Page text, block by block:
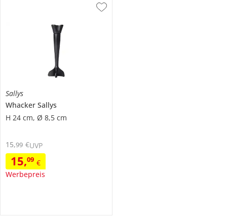
Sallys
Whacker Sallys
H 24 cm, Ø 8,5 cm
15,09 €
Werbepreis
15,99 €UVP